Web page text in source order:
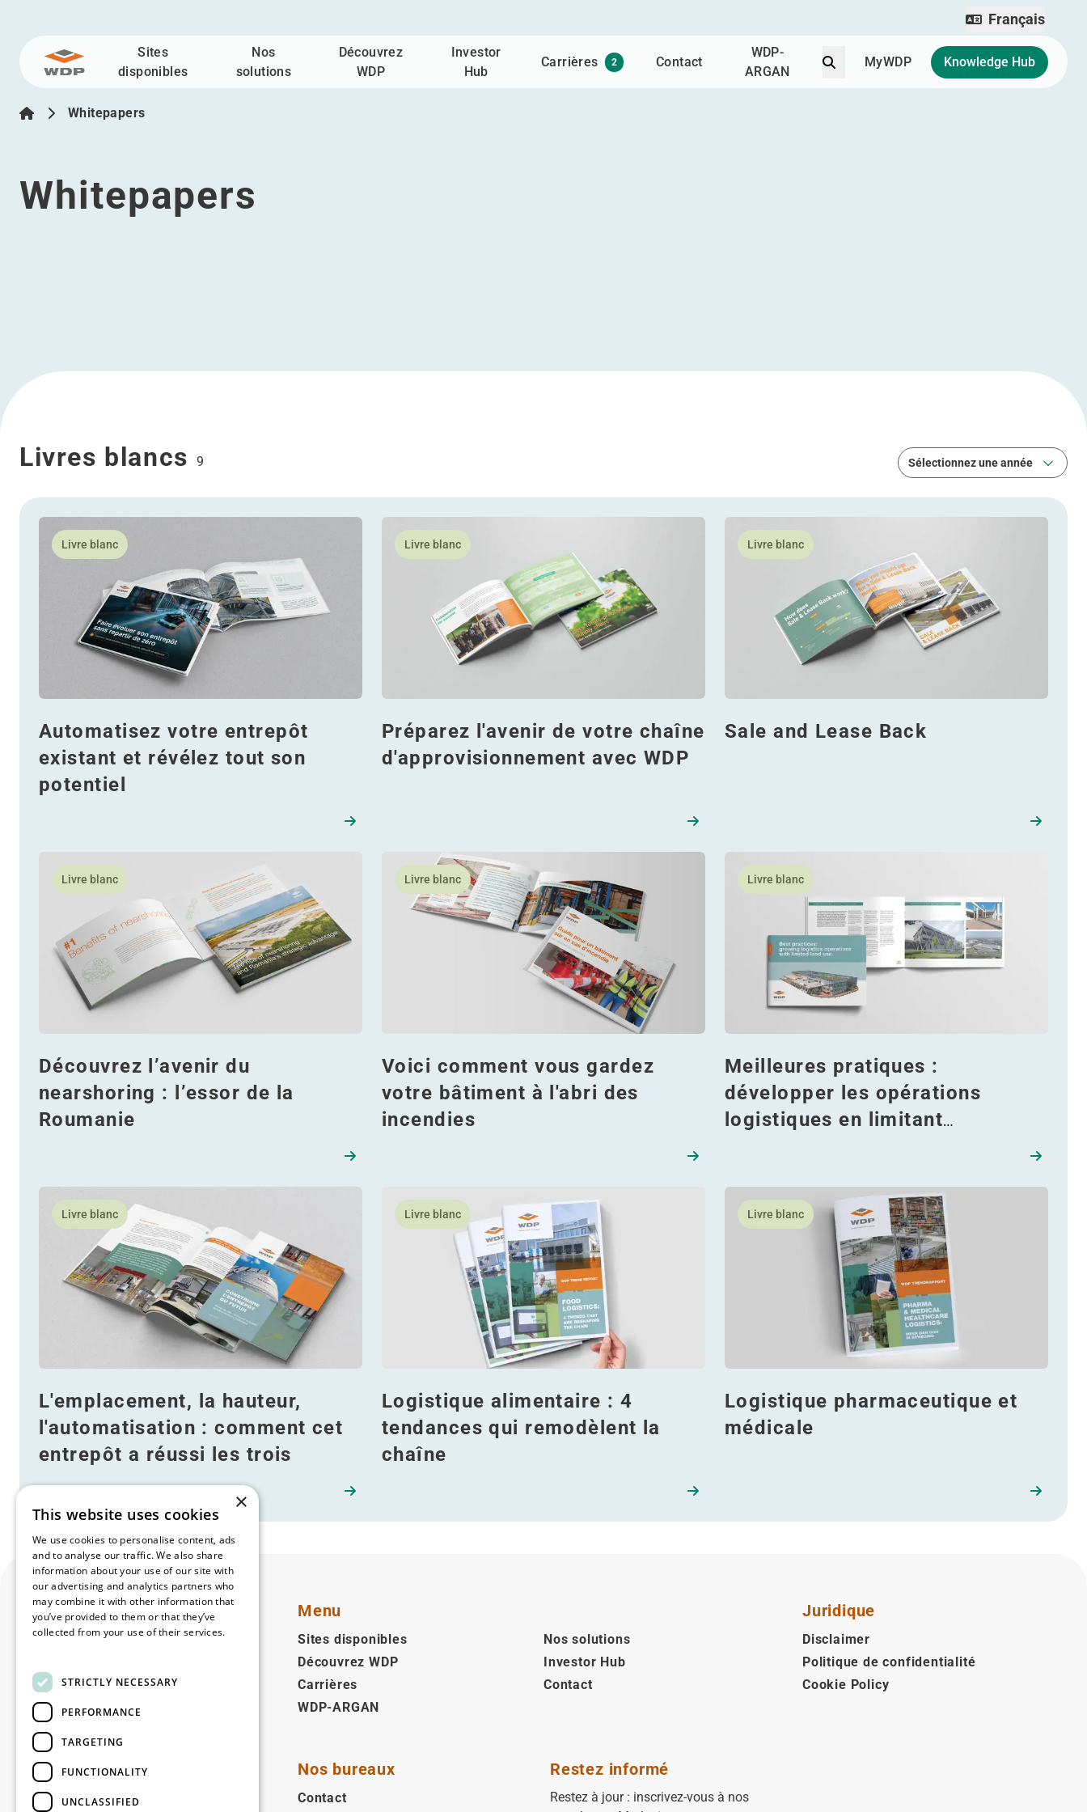
Allez au contenu
Sites
disponibles
Nos
solutions
Découvrez
WDP
Investor
Hub
Carrières 2 Contact
WDP-
ARGAN
Recherchez
MyWDP Knowledge Hub
Français
Whitepapers
Whitepapers
Livres blancs 9 Sélectionnez une année
Sélectionnez une année
Livre blanc
Automatisez votre entrepôt
existant et révélez tout son
potentiel
En savoir plus Automatisez votre entrepôt existant et révélez tout son potentiel
Livre blanc
Préparez l'avenir de votre chaîne
d'approvisionnement avec WDP
En savoir plus Préparez l'avenir de votre chaîne d'approvisionnement avec WDP
Livre blanc
Sale and Lease Back
Livre blanc
Découvrez l’avenir du
nearshoring : l’essor de la
Roumanie
En savoir plus Découvrez l’avenir du nearshoring : l’essor de la Roumanie
Livre blanc
Voici comment vous gardez
votre bâtiment à l'abri des
incendies
En savoir plus Voici comment vous gardez votre bâtiment à l'abri des incendies
Livre blanc
Meilleures pratiques :
développer les opérations
logistiques en limitant
En savoir plus Meilleures pratiques : développer les
Livre blanc
L'emplacement, la hauteur,
l'automatisation : comment cet
entrepôt a réussi les trois
En savoir plus L'emplacement, la hauteur, l'automatisation : comment cet entrepôt a réussi les trois
Livre blanc
Logistique alimentaire : 4
tendances qui remodèlent la
chaîne
En savoir plus Logistique alimentaire : 4 tendances qui remodèlent la chaîne
Livre blanc
Logistique pharmaceutique et
médicale
En savoir plus Logistique pharmaceutique et médicale
Suivez-nous
Facebook
LinkedIn
YouTubeInstagram
Copyright © 2026
Menu
Sites disponibles
Nos solutions
Découvrez WDP
Investor Hub
Carrières
Contact
WDP-ARGAN
Juridique
Disclaimer
Politique de confidentialité
Cookie Policy
Nos bureaux
Contact
Restez informé
Restez à jour : inscrivez-vous à nos
×
This website uses cookies
We use cookies to personalise content, ads
and to analyse our traffic. We also share
information about your use of our site with
our advertising and analytics partners who
may combine it with other information that
you’ve provided to them or that they’ve
collected from your use of their services.
STRICTLY NECESSARY
PERFORMANCE
TARGETING
FUNCTIONALITY
UNCLASSIFIED